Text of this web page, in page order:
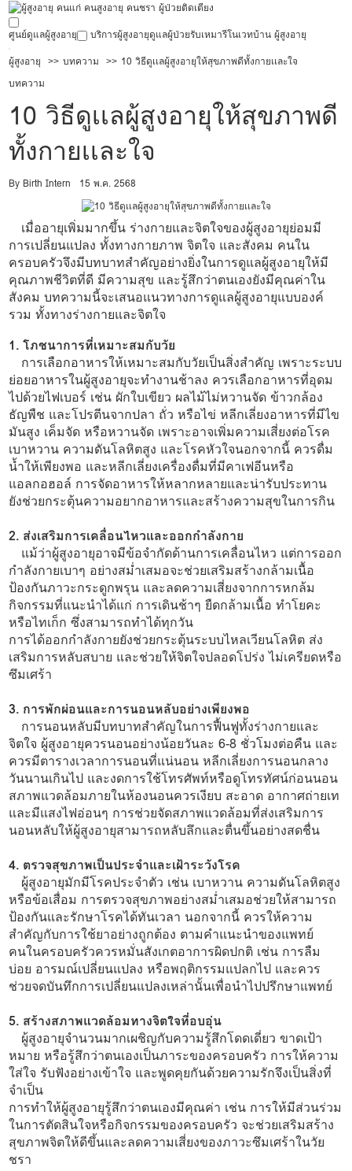
ศูนย์ดูแลผู้สูงอายุ บริการผู้สูงอายุดูแลผู้ป่วยรับเหมารีโนเวทบ้าน ผู้สูงอายุ
ผู้สูงอายุ
บทความ
10 วิธีดูเเลผู้สูงอายุให้สุขภาพดีทั้งกายเเละใจ
บทความ
10 วิธีดูเเลผู้สูงอายุให้สุขภาพดี
ทั้งกายเเละใจ
By Birth Intern 15 พ.ค. 2568
เมื่ออายุเพิ่มมากขึ้น ร่างกายและจิตใจของผู้สูงอายุย่อมมี
การเปลี่ยนแปลง ทั้งทางกายภาพ จิตใจ และสังคม คนใน
ครอบครัวจึงมีบทบาทสำคัญอย่างยิ่งในการดูแลผู้สูงอายุให้มี
คุณภาพชีวิตที่ดี มีความสุข และรู้สึกว่าตนเองยังมีคุณค่าใน
สังคม บทความนี้จะเสนอแนวทางการดูแลผู้สูงอายุแบบองค์
รวม ทั้งทางร่างกายและจิตใจ
1. โภชนาการที่เหมาะสมกับวัย
การเลือกอาหารให้เหมาะสมกับวัยเป็นสิ่งสำคัญ เพราะระบบ
ย่อยอาหารในผู้สูงอายุจะทำงานช้าลง ควรเลือกอาหารที่อุดม
ไปด้วยไฟเบอร์ เช่น ผักใบเขียว ผลไม้ไม่หวานจัด ข้าวกล้อง
ธัญพืช และโปรตีนจากปลา ถั่ว หรือไข่ หลีกเลี่ยงอาหารที่มีไข
มันสูง เค็มจัด หรือหวานจัด เพราะอาจเพิ่มความเสี่ยงต่อโรค
เบาหวาน ความดันโลหิตสูง และโรคหัวใจนอกจากนี้ ควรดื่ม
น้ำให้เพียงพอ และหลีกเลี่ยงเครื่องดื่มที่มีคาเฟอีนหรือ
แอลกอฮอล์ การจัดอาหารให้หลากหลายและน่ารับประทาน
ยังช่วยกระตุ้นความอยากอาหารและสร้างความสุขในการกิน
2. ส่งเสริมการเคลื่อนไหวและออกกำลังกาย
แม้ว่าผู้สูงอายุอาจมีข้อจำกัดด้านการเคลื่อนไหว แต่การออก
กำลังกายเบาๆ อย่างสม่ำเสมอจะช่วยเสริมสร้างกล้ามเนื้อ
ป้องกันภาวะกระดูกพรุน และลดความเสี่ยงจากการหกล้ม
กิจกรรมที่แนะนำได้แก่ การเดินช้าๆ ยืดกล้ามเนื้อ ทำโยคะ
หรือไทเก็ก ซึ่งสามารถทำได้ทุกวัน
การได้ออกกำลังกายยังช่วยกระตุ้นระบบไหลเวียนโลหิต ส่ง
เสริมการหลับสบาย และช่วยให้จิตใจปลอดโปร่ง ไม่เครียดหรือ
ซึมเศร้า
3. การพักผ่อนและการนอนหลับอย่างเพียงพอ
การนอนหลับมีบทบาทสำคัญในการฟื้นฟูทั้งร่างกายและ
จิตใจ ผู้สูงอายุควรนอนอย่างน้อยวันละ 6-8 ชั่วโมงต่อคืน และ
ควรมีตารางเวลาการนอนที่แน่นอน หลีกเลี่ยงการนอนกลาง
วันนานเกินไป และงดการใช้โทรศัพท์หรือดูโทรทัศน์ก่อนนอน
สภาพแวดล้อมภายในห้องนอนควรเงียบ สะอาด อากาศถ่ายเท
และมีแสงไฟอ่อนๆ การช่วยจัดสภาพแวดล้อมที่ส่งเสริมการ
นอนหลับให้ผู้สูงอายุสามารถหลับลึกและตื่นขึ้นอย่างสดชื่น
4. ตรวจสุขภาพเป็นประจำและเฝ้าระวังโรค
ผู้สูงอายุมักมีโรคประจำตัว เช่น เบาหวาน ความดันโลหิตสูง
หรือข้อเสื่อม การตรวจสุขภาพอย่างสม่ำเสมอช่วยให้สามารถ
ป้องกันและรักษาโรคได้ทันเวลา นอกจากนี้ ควรให้ความ
สำคัญกับการใช้ยาอย่างถูกต้อง ตามคำแนะนำของแพทย์
คนในครอบครัวควรหมั่นสังเกตอาการผิดปกติ เช่น การลืม
บ่อย อารมณ์เปลี่ยนแปลง หรือพฤติกรรมแปลกไป และควร
ช่วยจดบันทึกการเปลี่ยนแปลงเหล่านั้นเพื่อนำไปปรึกษาแพทย์
5. สร้างสภาพแวดล้อมทางจิตใจที่อบอุ่น
ผู้สูงอายุจำนวนมากเผชิญกับความรู้สึกโดดเดี่ยว ขาดเป้า
หมาย หรือรู้สึกว่าตนเองเป็นภาระของครอบครัว การให้ความ
ใส่ใจ รับฟังอย่างเข้าใจ และพูดคุยกันด้วยความรักจึงเป็นสิ่งที่
จำเป็น
การทำให้ผู้สูงอายุรู้สึกว่าตนเองมีคุณค่า เช่น การให้มีส่วนร่วม
ในการตัดสินใจหรือกิจกรรมของครอบครัว จะช่วยเสริมสร้าง
สุขภาพจิตให้ดีขึ้นและลดความเสี่ยงของภาวะซึมเศร้าในวัย
ชรา